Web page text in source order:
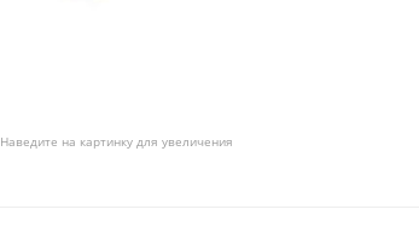
Наведите на картинку для увеличения